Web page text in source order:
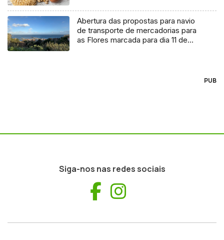
Abertura das propostas para navio
de transporte de mercadorias para
as Flores marcada para dia 11 de
PUB
Siga-nos nas redes sociais
Facebook